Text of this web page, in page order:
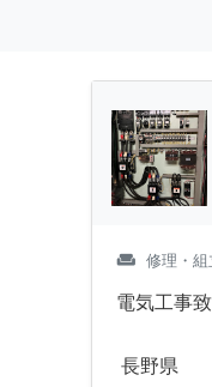
weekend 修理・組
電気工事
長野県